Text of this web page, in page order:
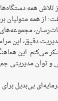
همه
از همه متولیان
مجموعه‌های
دقیق، این
می‌کنم. این
و توان مدیریتی
بی‌بدیل